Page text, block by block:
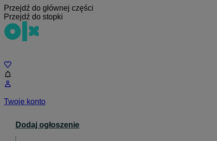
Przejdź do głównej części
Przejdź do stopki
Twoje konto
Dodaj ogłoszenie